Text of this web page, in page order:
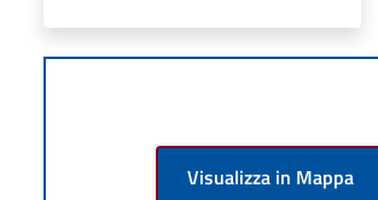
Visualizza in Mappa